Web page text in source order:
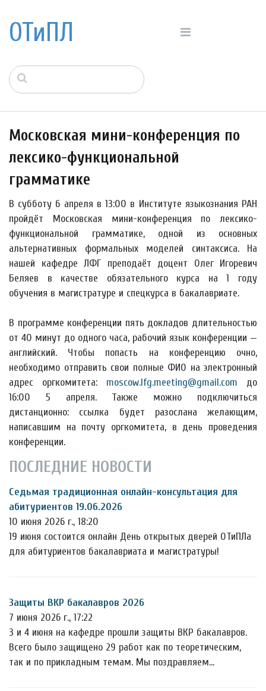
ОТиПЛ
Московская мини-конференция по
лексико-функциональной
грамматике
В субботу 6 апреля в 13:00 в Институте языкознания РАН
пройдёт Московская мини-конференция по лексико-
функциональной грамматике, одной из основных
альтернативных формальных моделей синтаксиса. На
нашей кафедре ЛФГ преподаёт доцент Олег Игоревич
Беляев в качестве обязательного курса на 1 году
обучения в магистратуре и спецкурса в бакалавриате.
В программе конференции пять докладов длительностью
от 40 минут до одного часа, рабочий язык конференции —
английский. Чтобы попасть на конференцию очно,
необходимо отправить свои полные ФИО на электронный
адрес оргкомитета: moscow.lfg.meeting@gmail.com до
16:00 5 апреля. Также можно подключиться
дистанционно: ссылка будет разослана желающим,
написавшим на почту оргкомитета, в день проведения
конференции.
ПОСЛЕДНИЕ НОВОСТИ
Седьмая традиционная онлайн-консультация для
абитуриентов 19.06.2026
10 июня 2026 г., 18:20
19 июня состоится онлайн День открытых дверей ОТиПЛа
для абитуриентов бакалавриата и магистратуры!
Защиты ВКР бакалавров 2026
7 июня 2026 г., 17:22
3 и 4 июня на кафедре прошли защиты ВКР бакалавров.
Всего было защищено 29 работ как по теоретическим,
так и по прикладным темам. Мы поздравляем…